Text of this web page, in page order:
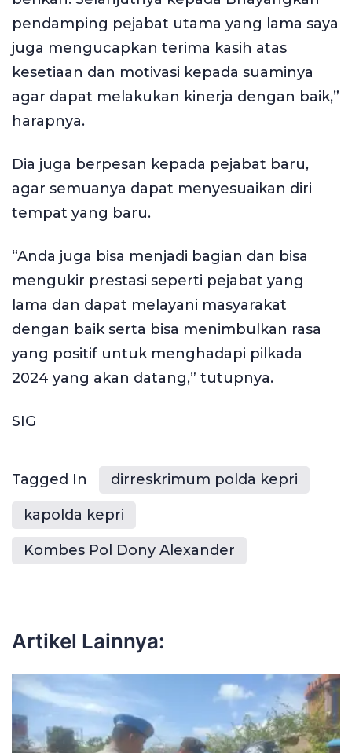
pendamping pejabat utama yang lama saya
juga mengucapkan terima kasih atas
kesetiaan dan motivasi kepada suaminya
agar dapat melakukan kinerja dengan baik,”
harapnya.
Dia juga berpesan kepada pejabat baru,
agar semuanya dapat menyesuaikan diri
tempat yang baru.
“Anda juga bisa menjadi bagian dan bisa
mengukir prestasi seperti pejabat yang
lama dan dapat melayani masyarakat
dengan baik serta bisa menimbulkan rasa
yang positif untuk menghadapi pilkada
2024 yang akan datang,” tutupnya.
SIG
Tagged In dirreskrimum polda kepri
kapolda kepri
Kombes Pol Dony Alexander
Artikel Lainnya: